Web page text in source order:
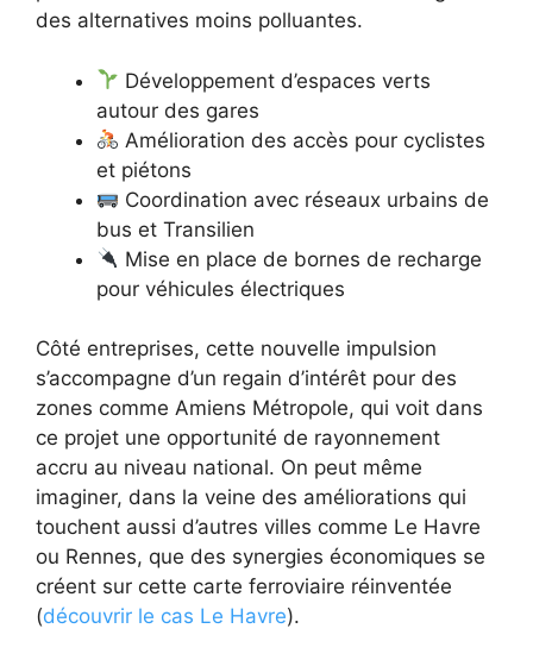
des alternatives moins polluantes.
Développement d’espaces verts
autour des gares
Amélioration des accès pour cyclistes
et piétons
Coordination avec réseaux urbains de
bus et Transilien
Mise en place de bornes de recharge
pour véhicules électriques
Côté entreprises, cette nouvelle impulsion
s’accompagne d’un regain d’intérêt pour des
zones comme Amiens Métropole, qui voit dans
ce projet une opportunité de rayonnement
accru au niveau national. On peut même
imaginer, dans la veine des améliorations qui
touchent aussi d’autres villes comme Le Havre
ou Rennes, que des synergies économiques se
créent sur cette carte ferroviaire réinventée
(découvrir le cas Le Havre).